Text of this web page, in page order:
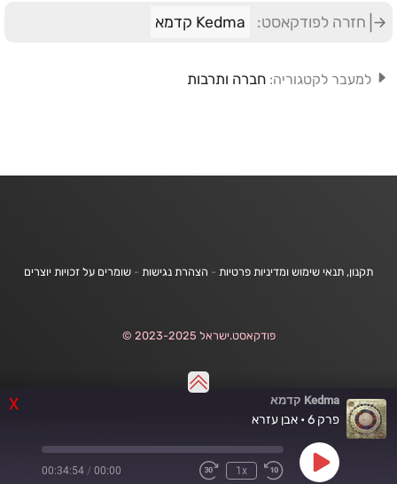
X Kedma קדמא
פרק 6 • אבן עזרא
Play
Rewind
1x
Fast
00:00
/
00:34:54
חזרה לפודקאסט: Kedma קדמא
למעבר לקטגוריה: חברה ותרבות
תקנון, תנאי שימוש ומדיניות פרטיות - הצהרת נגישות - שומרים על זכויות יוצרים
פודקאסט.ישראל 2023-2025 ©